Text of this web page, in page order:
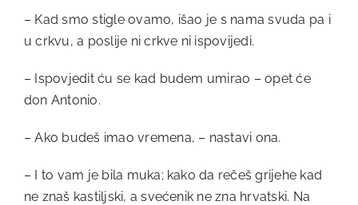
– Kad smo stigle ovamo, išao je s nama svuda pa i
u crkvu, a poslije ni crkve ni ispovijedi.
– Ispovjedit ću se kad budem umirao – opet će
don Antonio.
– Ako budeš imao vremena, – nastavi ona.
– I to vam je bila muka; kako da rečeš grijehe kad
ne znaš kastiljski, a svećenik ne zna hrvatski. Na